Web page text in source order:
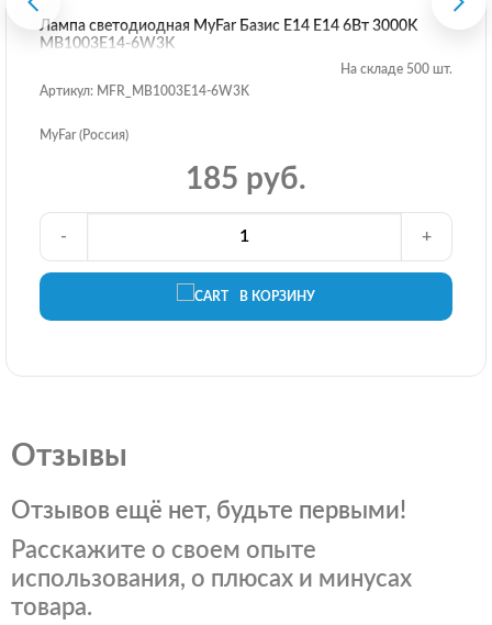
Лампа светодиодная MyFar Базис E14 E14 6Вт 3000K
MB1003E14-6W3K
На складе 500 шт.
Артикул: MFR_MB1003E14-6W3K
MyFar (Россия)
185 руб.
В КОРЗИНУ
- +
Отзывы
Отзывов ещё нет, будьте первыми!
Расскажите о своем опыте
использования, о плюсах и минусах
товара.